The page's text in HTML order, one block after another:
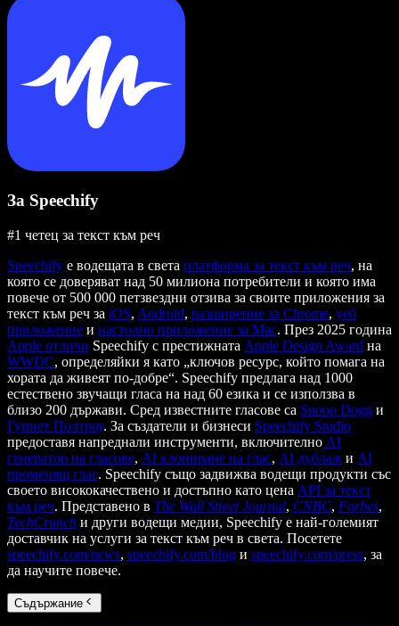
За Speechify
#1 четец за текст към реч
Speechify е водещата в света платформа за текст към реч, на
която се доверяват над 50 милиона потребители и която има
повече от 500 000 петзвездни отзива за своите приложения за
текст към реч за iOS, Android, разширение за Chrome, уеб
приложение и настолно приложение за Mac. През 2025 година
Apple отличи Speechify с престижната Apple Design Award на
WWDC, определяйки я като „ключов ресурс, който помага на
хората да живеят по-добре“. Speechify предлага над 1000
естествено звучащи гласа на над 60 езика и се използва в
близо 200 държави. Сред известните гласове са Snoop Dogg и
Гуинет Полтроу. За създатели и бизнеси Speechify Studio
предоставя напреднали инструменти, включително AI
генератор на гласове, AI клониране на глас, AI дублаж и AI
променящ глас. Speechify също задвижва водещи продукти със
своето висококачествено и достъпно като цена API за текст
към реч. Представено в The Wall Street Journal, CNBC, Forbes,
TechCrunch и други водещи медии, Speechify е най-големият
доставчик на услуги за текст към реч в света. Посетете
speechify.com/news, speechify.com/blog и speechify.com/press, за
да научите повече.
Съдържание